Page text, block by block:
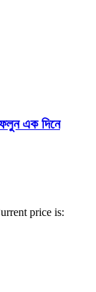
এক দিনে
price is: